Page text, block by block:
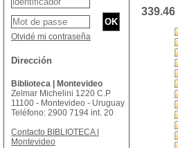
339.46
Olvidé mi contraseña
Dirección
Biblioteca | Montevideo
Zelmar Michelini 1220 C.P
11100 - Montevideo - Uruguay
Teléfono: 2900 7194 int. 20
Contacto BIBLIOTECA |
Montevideo